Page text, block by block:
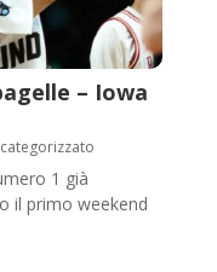
– Iowa
1 già
il primo weekend